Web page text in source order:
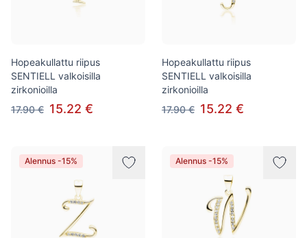
Hopeakullattu riipus
SENTIELL valkoisilla
zirkonioilla
17.90 € 15.22 €
Hopeakullattu riipus
SENTIELL valkoisilla
zirkonioilla
17.90 € 15.22 €
Alennus -15% Alennus -15%